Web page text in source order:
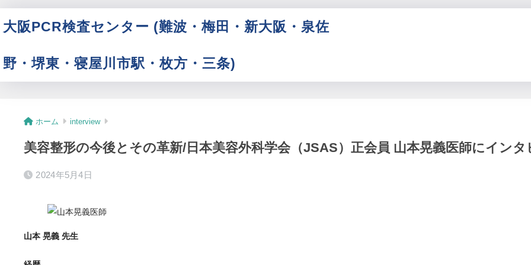
大阪PCR検査センター (難波・梅田・新大阪・泉佐
野・堺東・寝屋川市駅・枚方・三条)
ホーム interview
美容整形の今後とその革新/日本美容外科学会（JSAS）正会員 山本晃義医師にインタ
2024年5月4日
山本 晃義 先生